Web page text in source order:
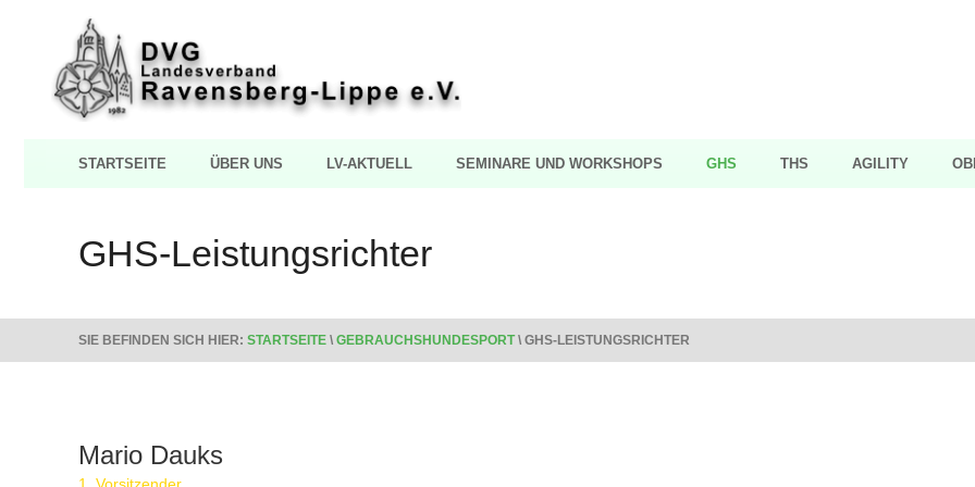
STARTSEITE ÜBER UNS LV-AKTUELL SEMINARE UND WORKSHOPS GHS THS AGILITY
GHS-Leistungsrichter
SIE BEFINDEN SICH HIER: STARTSEITE \ GEBRAUCHSHUNDESPORT \ GHS-LEISTUNGSRICHTER
Mario Dauks
1. Vorsitzender